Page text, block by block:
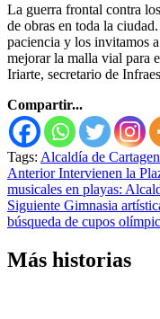
La guerra frontal contra
de obras en toda la
paciencia y los invitamos
mejorar la malla vial para
Iriarte, secretario de
Compartir...
Tags: Alcaldía de
Seguir
leyendo
AnteriorIntervienen la
musicales en playas:
Siguiente Gimnasia
búsqueda de cupos
Más historias